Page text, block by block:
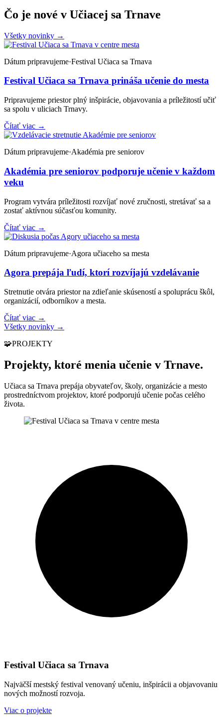
Čo je nové v Učiacej sa Trnave
Všetky novinky →
Dátum pripravujeme·Festival Učiaca sa Trnava
Festival Učiaca sa Trnava prináša učenie do mesta
Pripravujeme priestor plný inšpirácie, objavovania a príležitostí učiť
sa spolu v uliciach Trnavy.
Čítať viac →
Dátum pripravujeme·Akadémia pre seniorov
Akadémia pre seniorov podporuje učenie v každom
veku
Program vytvára príležitosti rozvíjať nové zručnosti, stretávať sa a
zostať aktívnou súčasťou komunity.
Čítať viac →
Dátum pripravujeme·Agora učiaceho sa mesta
Agora prepája ľudí, ktorí rozvíjajú vzdelávanie
Stretnutie otvára priestor na zdieľanie skúseností a spoluprácu škôl,
organizácií, odborníkov a mesta.
Čítať viac →
Všetky novinky →
🧩PROJEKTY
Projekty, ktoré menia učenie v Trnave.
Učiaca sa Trnava prepája obyvateľov, školy, organizácie a mesto
prostredníctvom projektov, ktoré podporujú učenie počas celého
života.
Festival Učiaca sa Trnava
Najväčší mestský festival venovaný učeniu, inšpirácii a objavovaniu
nových možností rozvoja.
Viac o projekte